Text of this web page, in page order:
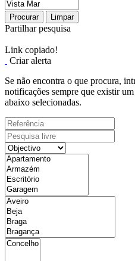
Procurar Limpar
Partilhar pesquisa
Link copiado!
Criar alerta
Se não encontra o que procura,
notificações sempre que existir
abaixo selecionadas.